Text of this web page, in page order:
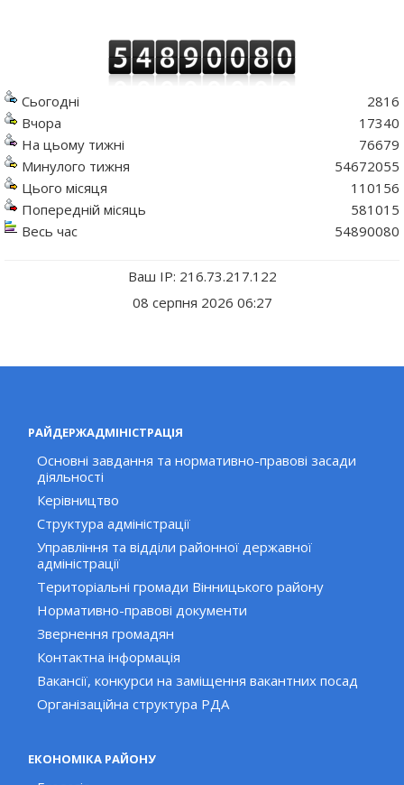
Сьогодні
Вчора
На цьому тижні
Минулого тижня
Цього місяця
Попередній місяць
Весь час
2816
17340
76679
54672055
110156
581015
54890080
Ваш IP: 216.73.217.122
08 серпня 2026 06:27
РАЙДЕРЖАДМІНІСТРАЦІЯ
Основні завдання та нормативно-правові засади
діяльності
Керівництво
Структура адміністрації
Управління та відділи районної державної
адміністрації
Територіальні громади Вінницького району
Нормативно-правові документи
Звернення громадян
Контактна інформація
Вакансії, конкурси на заміщення вакантних посад
Організаційна структура РДА
ЕКОНОМІКА РАЙОНУ